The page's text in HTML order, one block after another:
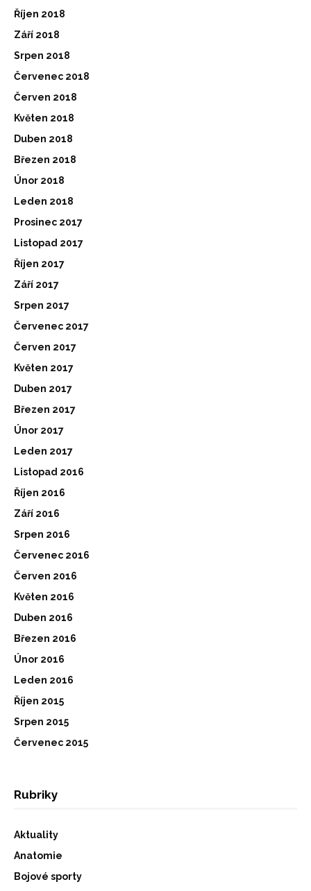
Říjen 2018
Září 2018
Srpen 2018
Červenec 2018
Červen 2018
Květen 2018
Duben 2018
Březen 2018
Únor 2018
Leden 2018
Prosinec 2017
Listopad 2017
Říjen 2017
Září 2017
Srpen 2017
Červenec 2017
Červen 2017
Květen 2017
Duben 2017
Březen 2017
Únor 2017
Leden 2017
Listopad 2016
Říjen 2016
Září 2016
Srpen 2016
Červenec 2016
Červen 2016
Květen 2016
Duben 2016
Březen 2016
Únor 2016
Leden 2016
Říjen 2015
Srpen 2015
Červenec 2015
Rubriky
Aktuality
Anatomie
Bojové sporty